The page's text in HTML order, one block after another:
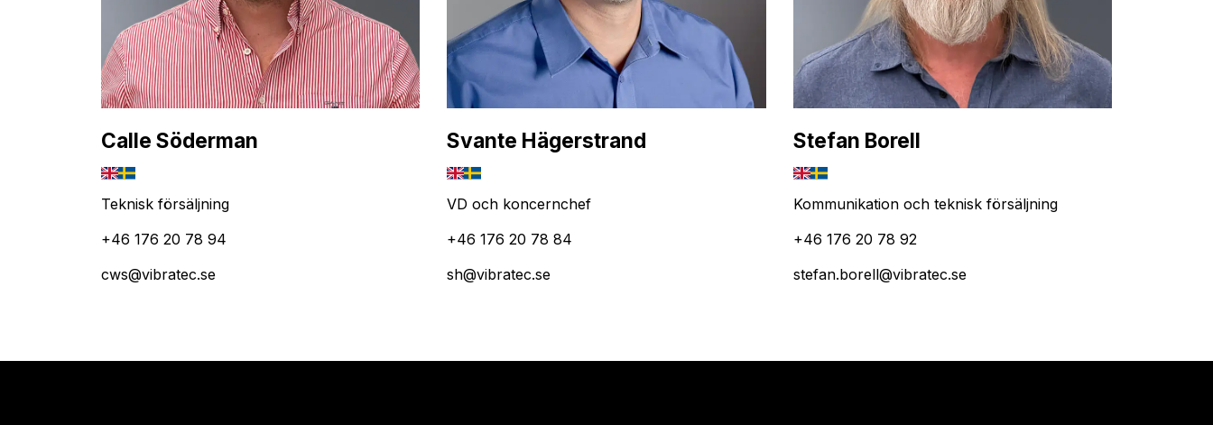
Calle Söderman
Teknisk försäljning
+46 176 20 78 94
cws@vibratec.se
Svante Hägerstrand
VD och koncernchef
+46 176 20 78 84
sh@vibratec.se
Stefan Borell
Kommunikation och teknisk försäljning
+46 176 20 78 92
stefan.borell@vibratec.se